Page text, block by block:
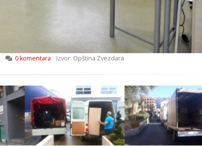
0 komentara Izvor: Opština Zvezdara